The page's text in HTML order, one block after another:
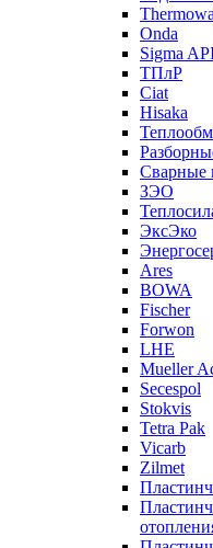
Onda
Sigma
ТПлР
Ciat
Hisaka
Сварные
ЗЭО
ЭксЭко
Ares
BOWA
Fischer
Forwon
LHE
Mueller
Secespol
Stokvis
Tetra Pak
Vicarb
Zilmet